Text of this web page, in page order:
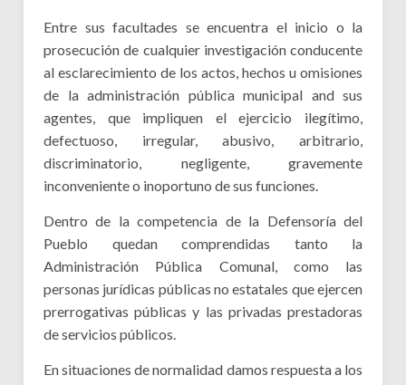
GIRSU
Educación
Culturas
Deportes
Ambiente
Desarrollo Social
Mujeres y Diversidades
Derechos Humanos
Defensa del consumidor
Agenda municipal
Entre sus facultades se encuentra el inicio o la
prosecución de cualquier investigación conducente
al esclarecimiento de los actos, hechos u omisiones
de la administración pública municipal and sus
agentes, que impliquen el ejercicio ilegítimo,
defectuoso, irregular, abusivo, arbitrario,
discriminatorio, negligente, gravemente
inconveniente o inoportuno de sus funciones.
Dentro de la competencia de la Defensoría del
Pueblo quedan comprendidas tanto la
Administración Pública Comunal, como las
personas jurídicas públicas no estatales que ejercen
prerrogativas públicas y las privadas prestadoras
de servicios públicos.
En situaciones de normalidad damos respuesta a los